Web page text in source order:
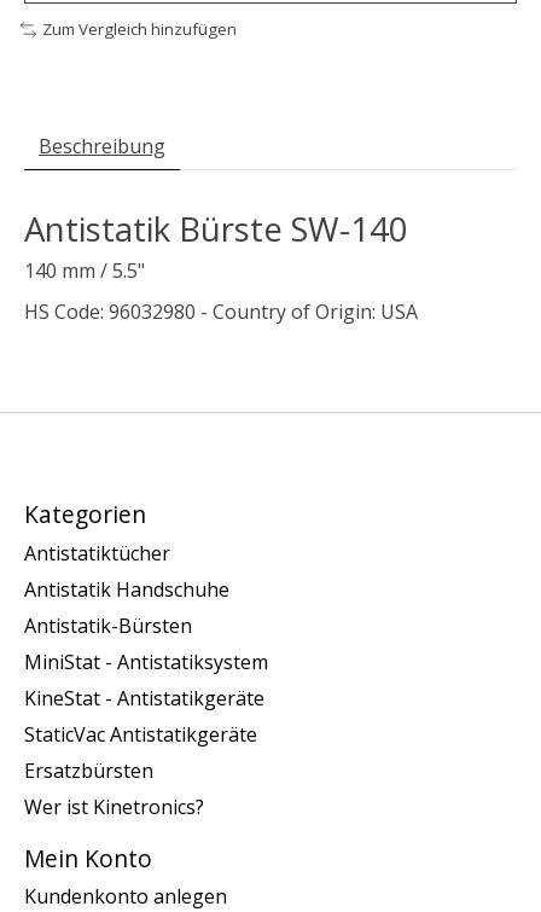
Zum Vergleich hinzufügen
Beschreibung
Antistatik Bürste SW-140
140 mm / 5.5"
HS Code: 96032980 - Country of Origin: USA
Kategorien
Antistatiktücher
Antistatik Handschuhe
Antistatik-Bürsten
MiniStat - Antistatiksystem
KineStat - Antistatikgeräte
StaticVac Antistatikgeräte
Ersatzbürsten
Wer ist Kinetronics?
Mein Konto
Kundenkonto anlegen